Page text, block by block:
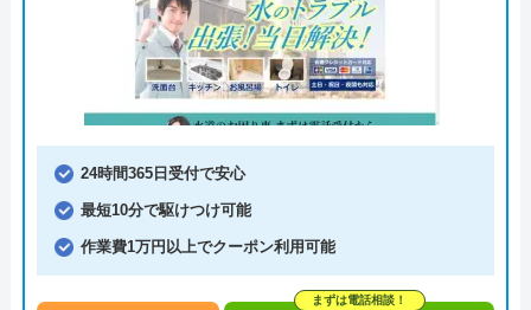
24時間365日受付で安心
最短10分で駆けつけ可能
作業費1万円以上でクーポン利用可能
まずは電話相談！